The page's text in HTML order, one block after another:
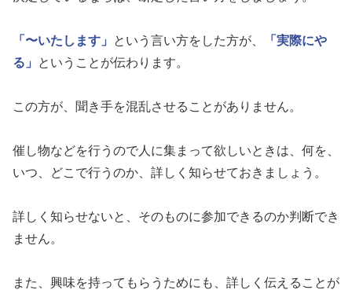
「〜いたします」 という言い方をした方が、
「実際にや
る」
ということが伝わります。
この方が、聞き手を混乱させることがありません。
催し物などを行うので人に集まって欲しいときは、何を、
いつ、どこで行うのか、詳しく知らせておきましょう。
詳しく知らせないと、そのものに参加できるのか判断でき
ません。
また、興味を持ってもらうためにも、詳しく伝えることが